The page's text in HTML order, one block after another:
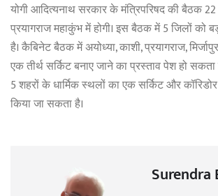
योगी आदित्यनाथ सरकार के मंत्रिपरिषद की बैठक
प्रयागराज महाकुंभ में होगी। इस बैठक में 5 जिलों को
है। कैबिनेट बैठक में अयोध्या, काशी, प्रयागराज,
एक तीर्थ सर्किट बनाए जाने का प्रस्ताव पेश हो
5 शहरों के धार्मिक स्थलों का एक सर्किट और
किया जा सकता है।
Surendra